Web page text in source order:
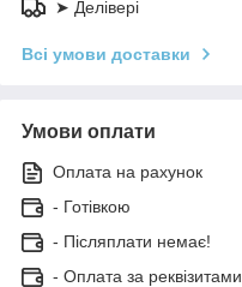
➤ Делівері
Всі умови доставки
Умови оплати
Оплата на рахунок
- Готівкою
- Післяплати немає!
- Оплата за реквізитами